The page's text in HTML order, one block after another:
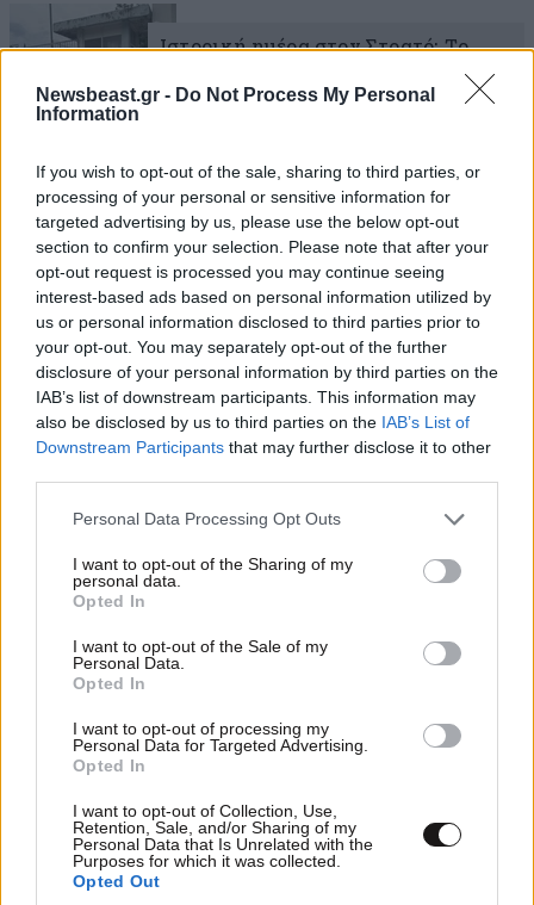
Newsbeast.gr - Do Not Process My Personal
Information
If you wish to opt-out of the sale, sharing to third parties, or
processing of your personal or sensitive information for
targeted advertising by us, please use the below opt-out
section to confirm your selection. Please note that after your
opt-out request is processed you may continue seeing
interest-based ads based on personal information utilized by
us or personal information disclosed to third parties prior to
your opt-out. You may separately opt-out of the further
disclosure of your personal information by third parties on the
IAB’s list of downstream participants. This information may
also be disclosed by us to third parties on the IAB’s List of
Downstream Participants that may further disclose it to other
Please note that this website/app uses one or more Google
not limited to your visit or usage behaviour. You may click to
grant or deny consent to Google and its third-party tags to
use your data for below specified purposes in below Google
consent section.
Personal Data Processing Opt Outs
I want to opt-out of the Sharing of my
personal data.
Opted In
I want to opt-out of the Sale of my
Personal Data.
Opted In
I want to opt-out of processing my
Personal Data for Targeted Advertising.
Opted In
I want to opt-out of Collection, Use,
Retention, Sale, and/or Sharing of my
Personal Data that Is Unrelated with the
Purposes for which it was collected.
Opted Out
Ιστορική ημέρα στον Στρατό: Το
πρώτες γυναίκες νεοσύλλεκτες
Η νέα εποχή για τις Ένοπλες
Δυνάμεις – Οι πρώτες φωτογραφίες
από την ημέρα των νεοσύλλεκτων
γυναικών
Μητσοτάκης: Η στρατιωτική θητεία
είναι πλέον υπόθεση και των δύο